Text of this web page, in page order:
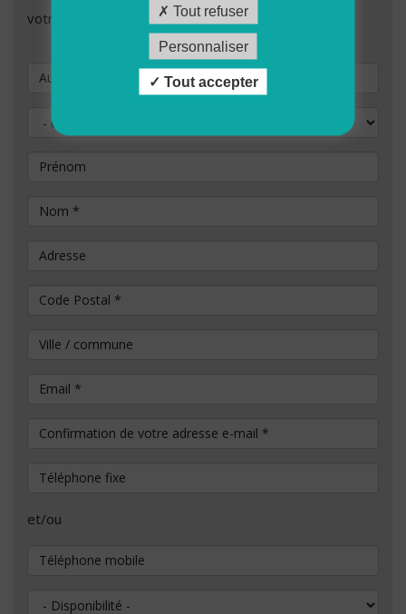
votre demande de candidature.
Vous souhaitez postuler au poste de
Civilité
Prénom
Nom*
Adresse
Code Postal *
Ville / commune
Email*
Confirmation de votre adresse e-mail
Téléphone fixe
et/ou
Téléphone mobile
Disponibilité
Tout refuser
Personnaliser
Tout accepter